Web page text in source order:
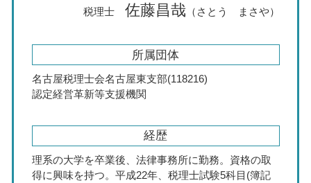
税理士
佐藤昌哉 （さとう まさや）
所属団体
名古屋税理士会名古屋東支部(118216)
認定経営革新等支援機関
経歴
理系の大学を卒業後、法律事務所に勤務。資格の取
得に興味を持つ。平成22年、税理士試験5科目(簿記